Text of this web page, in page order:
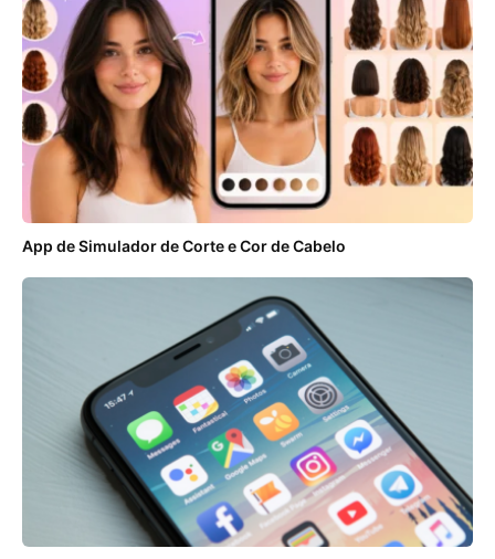
App de Simulador de Corte e Cor de Cabelo